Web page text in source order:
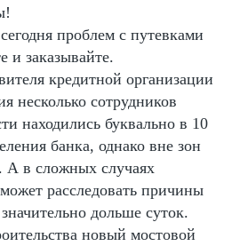
проблем с путевками
и заказывайте.
кредитной организации
несколько сотрудников
находились буквально в 10
банка, однако вне зон
А в сложных случаях
расследовать причины
дольше суток.
новый мостовой